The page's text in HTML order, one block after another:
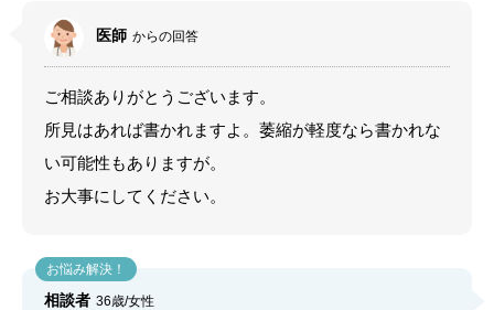
医師 からの回答
ご相談ありがとうございます。
所見はあれば書かれますよ。萎縮が軽度なら書かれな
い可能性もありますが。
お大事にしてください。
相談者 36歳/女性